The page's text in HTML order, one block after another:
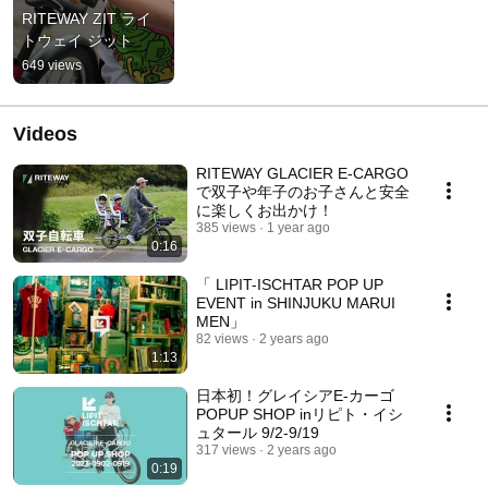
RITEWAY ZIT ライ
トウェイ ジット
649 views
Videos
0:16
RITEWAY GLACIER E-CARGO
で双子や年子のお子さんと安全
に楽しくお出かけ！
385 views 1 year ago
1:13
「 LIPIT-ISCHTAR POP UP
EVENT in SHINJUKU MARUI
MEN」
82 views 2 years ago
0:19
日本初！グレイシアE-カーゴ
POPUP SHOP inリピト・イシ
ュタール 9/2-9/19
317 views 2 years ago